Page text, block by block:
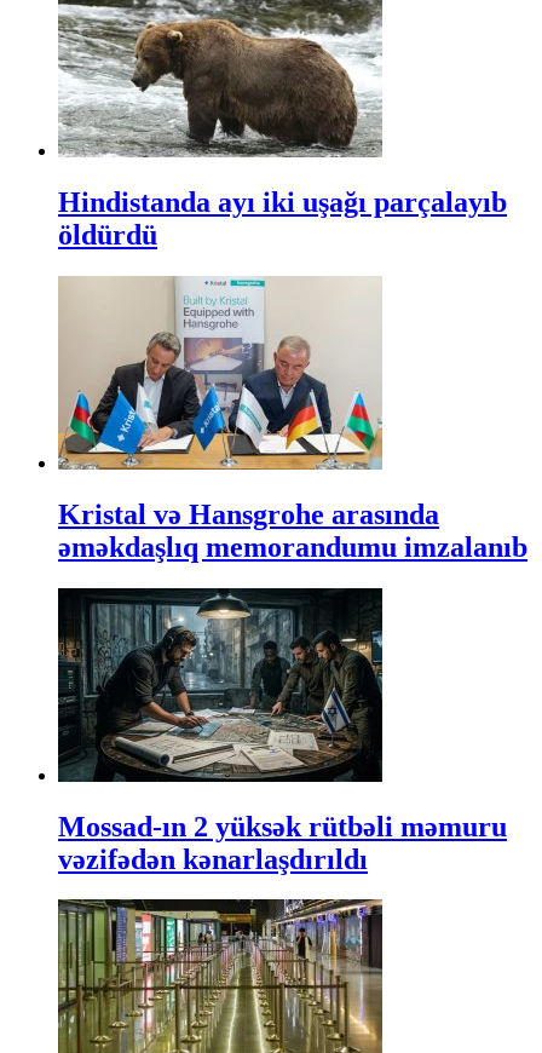
Hindistanda ayı iki uşağı parçalayıb
öldürdü
Kristal və Hansgrohe arasında
əməkdaşlıq memorandumu imzalanıb
Mossad-ın 2 yüksək rütbəli məmuru
vəzifədən kənarlaşdırıldı